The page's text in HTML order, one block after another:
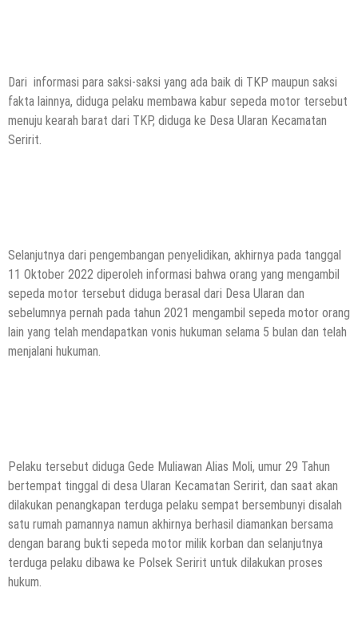
Dari informasi para saksi-saksi yang ada baik di TKP maupun saksi
fakta lainnya, diduga pelaku membawa kabur sepeda motor tersebut
menuju kearah barat dari TKP, diduga ke Desa Ularan Kecamatan
Seririt.
Selanjutnya dari pengembangan penyelidikan, akhirnya pada tanggal
11 Oktober 2022 diperoleh informasi bahwa orang yang mengambil
sepeda motor tersebut diduga berasal dari Desa Ularan dan
sebelumnya pernah pada tahun 2021 mengambil sepeda motor orang
lain yang telah mendapatkan vonis hukuman selama 5 bulan dan telah
menjalani hukuman.
Pelaku tersebut diduga Gede Muliawan Alias Moli, umur 29 Tahun
bertempat tinggal di desa Ularan Kecamatan Seririt, dan saat akan
dilakukan penangkapan terduga pelaku sempat bersembunyi disalah
satu rumah pamannya namun akhirnya berhasil diamankan bersama
dengan barang bukti sepeda motor milik korban dan selanjutnya
terduga pelaku dibawa ke Polsek Seririt untuk dilakukan proses
hukum.